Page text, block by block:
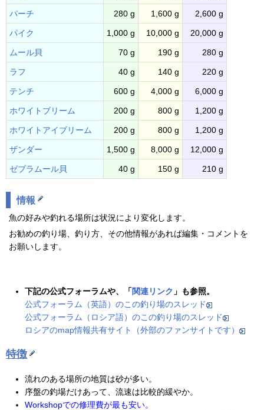
パーチ 280 g 1,600 g 2,600 g
パイク 1,000 g 10,000 g 20,000 g
ムール貝 70 g 190 g 280 g
ラフ 40 g 140 g 220 g
テンチ 600 g 4,000 g 6,000 g
ホワイトブリーム 200 g 800 g 1,200 g
ホワイトアイブリーム 200 g 800 g 1,200 g
ザンダー 1,500 g 8,000 g 12,000 g
ゼブラムール貝 40 g 150 g 210 g
情報
魚の好みや釣れる場所は状況により変化します。
お勧めの釣り場、釣り方、その他情報があれば編集・コメントを
お願いします。
下記の公式フォーラムや、「関連リンク 」も参照。
公式フォーラム（英語）のこの釣り場のスレッド
公式フォーラム（ロシア語）のこの釣り場のスレッド
ロシアのmap情報共有サイト（外部のファンサイトです）
特徴
流れのある場所の地質は砂が多い。
序盤の釣場だけあって、流速は比較的緩やか。
Workshopでの修理費が最も安い。